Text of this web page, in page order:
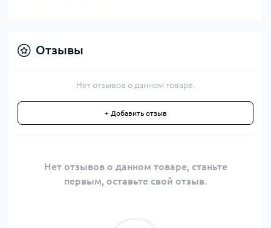
Отзывы
Нет отзывов о данном товаре.
+ Добавить отзыв
Нет отзывов о данном товаре, станьте
первым, оставьте свой отзыв.